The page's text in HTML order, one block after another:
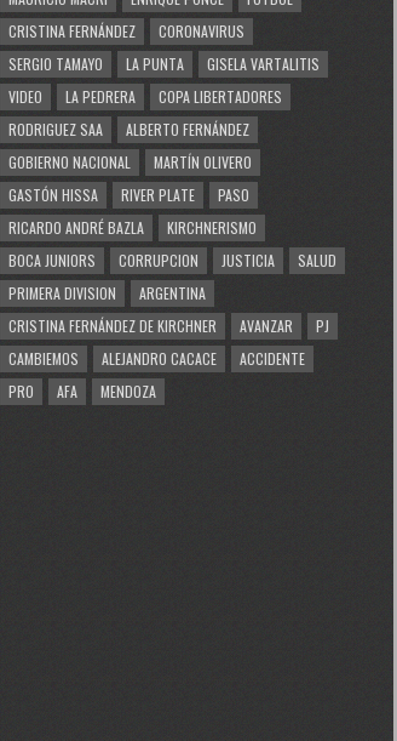
CRISTINA FERNÁNDEZ
CORONAVIRUS
SERGIO TAMAYO
LA PUNTA
GISELA VARTALITIS
VIDEO
LA PEDRERA
COPA LIBERTADORES
RODRIGUEZ SAA
ALBERTO FERNÁNDEZ
GOBIERNO NACIONAL
MARTÍN OLIVERO
GASTÓN HISSA
RIVER PLATE
PASO
RICARDO ANDRÉ BAZLA
KIRCHNERISMO
BOCA JUNIORS
CORRUPCION JUSTICIA
SALUD
PRIMERA DIVISION
ARGENTINA
CRISTINA FERNÁNDEZ DE KIRCHNER
AVANZAR
PJ
CAMBIEMOS
ALEJANDRO CACACE
ACCIDENTE
PRO
AFA MENDOZA